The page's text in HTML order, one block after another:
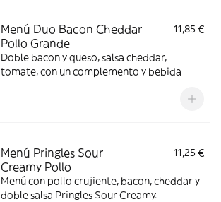
Menú Duo Bacon Cheddar
Pollo Grande
11,85 €
Doble bacon y queso, salsa cheddar,
tomate, con un complemento y bebida
Menú Pringles Sour
Creamy Pollo
11,25 €
Menú con pollo crujiente, bacon, cheddar y
doble salsa Pringles Sour Creamy.